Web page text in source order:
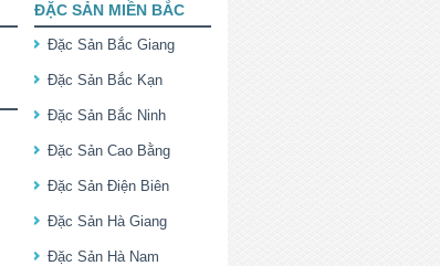
ĐẶC SẢN MIỀN BẮC
Đặc Sản Bắc Giang
Đặc Sản Bắc Kạn
Đặc Sản Bắc Ninh
Đặc Sản Cao Bằng
Đặc Sản Điện Biên
Đặc Sản Hà Giang
Đặc Sản Hà Nam